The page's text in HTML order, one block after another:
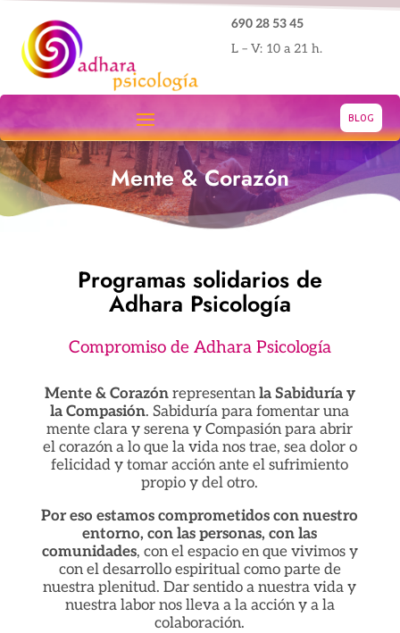
690 28 53 45
L – V: 10 a 21 h.
BLOG
Mente & Corazón
Programas solidarios de
Adhara Psicología
Compromiso de Adhara Psicología
Mente & Corazónrepresentan la Sabiduría y
la Compasión. Sabiduría para fomentar una
mente clara y serena y Compasión para abrir
el corazón a lo que la vida nos trae, sea dolor o
felicidad y tomar acción ante el sufrimiento
propio y del otro.
Por eso estamos comprometidos con nuestro
entorno, con las personas, con las
comunidades, con el espacio en que vivimos y
con el desarrollo espiritual como parte de
nuestra plenitud. Dar sentido a nuestra vida y
nuestra labor nos lleva a la acción y a la
colaboración.